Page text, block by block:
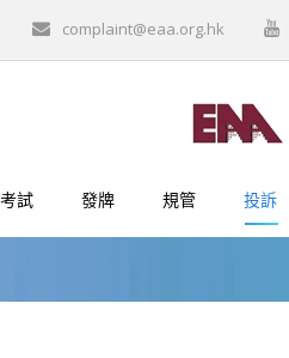
complaint@eaa.org.hk
考試 發牌 規管 投訴